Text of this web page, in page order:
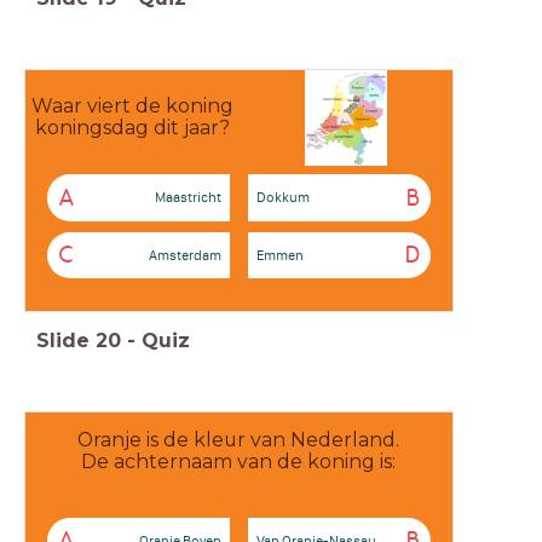
Waar viert de koning
koningsdag dit jaar?
A Maastricht B
Dokkum
C Amsterdam D
Emmen
Slide 20 - Quiz
Oranje is de kleur van Nederland.
De achternaam van de koning is: